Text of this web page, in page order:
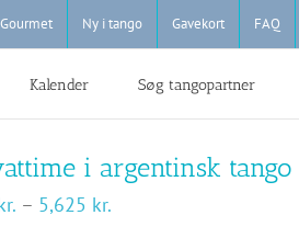
Ny i tango Gavekort FAQ
Kalender Søg tangopartner
i argentinsk tango
– 5,625 kr.